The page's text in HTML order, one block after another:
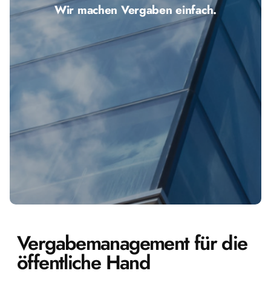
Wir machen Vergaben einfach.
Vergabe­management für die
öffentliche Hand